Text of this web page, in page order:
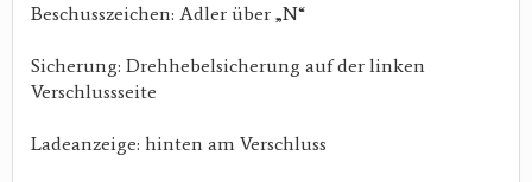
Beschusszeichen: Adler über „N“
Sicherung: Drehhebelsicherung auf der linken
Verschlussseite
Ladeanzeige: hinten am Verschluss